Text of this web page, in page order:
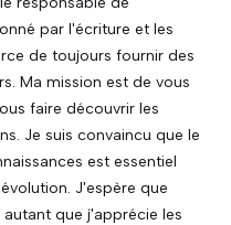
par l'écriture et les
de toujours fournir des
Ma mission est de vous
faire découvrir les
Je suis convaincu que le
est essentiel
J'espère que
que j'apprécie les